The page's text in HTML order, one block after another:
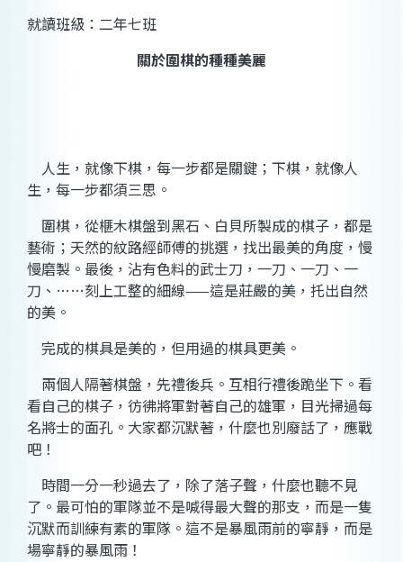
就讀班級：二年七班
關於圍棋的種種美麗
人生，就像下棋，每一步都是關鍵；下棋，就像人
生，每一步都須三思。
圍棋，從榧木棋盤到黑石、白貝所製成的棋子，都是
藝術；天然的紋路經師傅的挑選，找出最美的角度，慢
慢磨製。最後，沾有色料的武士刀，一刀、一刀、一
刀、……刻上工整的細線——這是莊嚴的美，托出自然
的美。
完成的棋具是美的，但用過的棋具更美。
兩個人隔著棋盤，先禮後兵。互相行禮後跪坐下。看
看自己的棋子，彷彿將軍對著自己的雄軍，目光掃過每
名將士的面孔。大家都沉默著，什麼也別廢話了，應戰
吧！
時間一分一秒過去了，除了落子聲，什麼也聽不見
了。最可怕的軍隊並不是喊得最大聲的那支，而是一隻
沉默而訓練有素的軍隊。這不是暴風雨前的寧靜，而是
場寧靜的暴風雨！